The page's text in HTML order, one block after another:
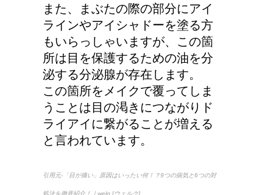
トマトの収穫、なぜ実が
割れるのか？
車に子供を3人乗せる場
合は普通車？もしくはワ
ゴン？
顔にできた脂肪の粒は何
また、まぶたの際の部分にアイ
ラインやアイシャドーを塗る方
もいらっしゃいますが、この箇
所は目を保護するための油を分
泌する分泌腺が存在します。
この箇所をメイクで覆ってしま
うことは目の渇きにつながりド
ライアイに繋がることが増える
と言われています。
引用元-「目が痛い」原因はいったい何！？9つの病気と6つの対
処法を徹底紹介！｜welq [ウェルク]